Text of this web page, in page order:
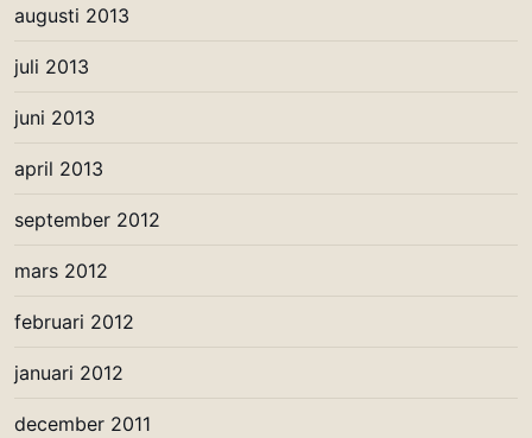
augusti 2013
juli 2013
juni 2013
april 2013
september 2012
mars 2012
februari 2012
januari 2012
december 2011